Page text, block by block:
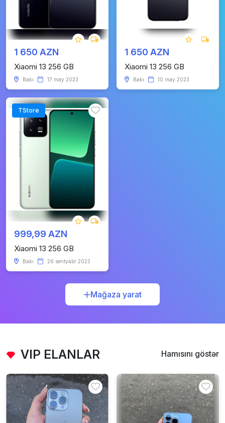
1 650 AZN
Xiaomi 13 256 GB
Bakı 17 may 2023
1 650 AZN
Xiaomi 13 256 GB
Bakı 10 may 2023
TStore
999,99 AZN
Xiaomi 13 256 GB
Bakı 26 sentyabr 2023
Mağaza yarat
VIP ELANLAR Hamısını göstər